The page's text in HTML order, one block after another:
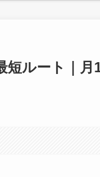
ルート｜月